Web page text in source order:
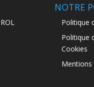
NOTRE
Politique
Politique
Cookies
Mentions